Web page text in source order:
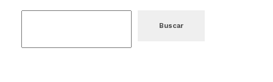
Buscar